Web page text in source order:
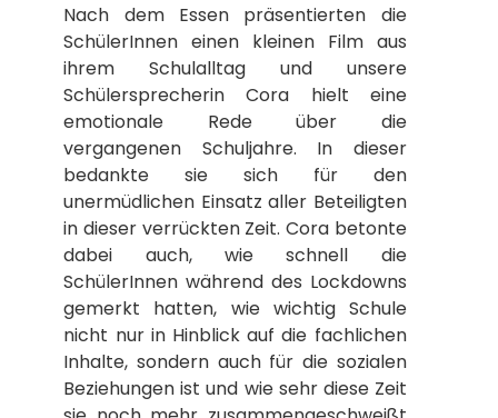
Nach dem Essen präsentierten die
SchülerInnen einen kleinen Film aus
ihrem Schulalltag und unsere
Schülersprecherin Cora hielt eine
emotionale Rede über die
vergangenen Schuljahre. In dieser
bedankte sie sich für den
unermüdlichen Einsatz aller Beteiligten
in dieser verrückten Zeit. Cora betonte
dabei auch, wie schnell die
SchülerInnen während des Lockdowns
gemerkt hatten, wie wichtig Schule
nicht nur in Hinblick auf die fachlichen
Inhalte, sondern auch für die sozialen
Beziehungen ist und wie sehr diese Zeit